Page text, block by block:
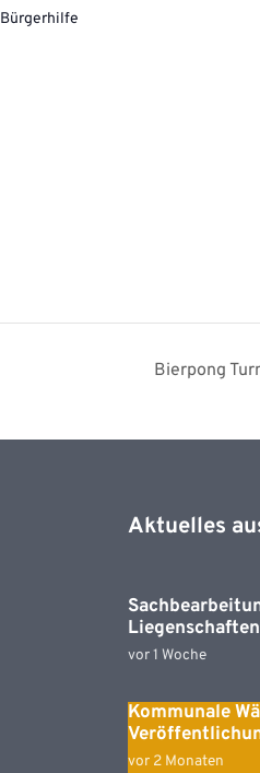
Bürgerhilfe
Bierpong
Aktuelles
Liegenschaften
vor 1 Woche
Kommunale
vor 2 Monaten